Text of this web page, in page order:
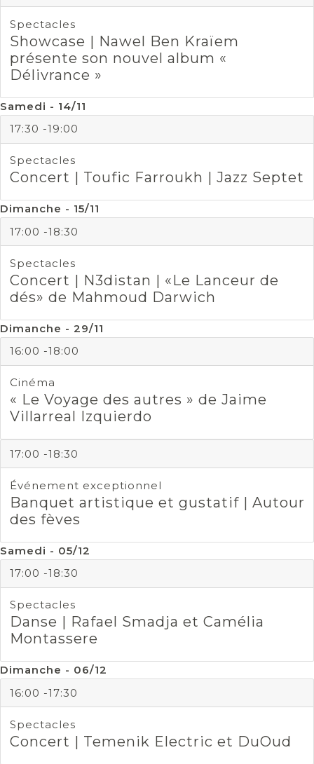
Spectacles
Showcase | Nawel Ben Kraïem
présente son nouvel album «
Délivrance »
Samedi - 14/11
17:30 -19:00
Spectacles
Concert | Toufic Farroukh | Jazz Septet
Dimanche - 15/11
17:00 -18:30
Spectacles
Concert | N3distan | «Le Lanceur de
dés» de Mahmoud Darwich
Dimanche - 29/11
16:00 -18:00
Cinéma
« Le Voyage des autres » de Jaime
Villarreal Izquierdo
17:00 -18:30
Événement exceptionnel
Banquet artistique et gustatif | Autour
des fèves
Samedi - 05/12
17:00 -18:30
Spectacles
Danse | Rafael Smadja et Camélia
Montassere
Dimanche - 06/12
16:00 -17:30
Spectacles
Concert | Temenik Electric et DuOud